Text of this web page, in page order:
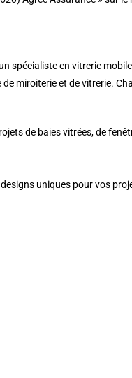
spécialiste en vitrerie
miroiterie et de vitrerie.
de baies vitrées, de
uniques pour vos